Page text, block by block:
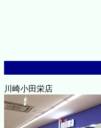
川崎小田栄店